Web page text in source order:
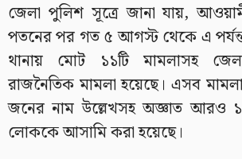
জেলা পুলিশ সূত্রে জানা যায়,
পতনের পর গত ৫ আগস্ট থেকে এ
থানায় মোট ১১টি মামলাসহ
রাজনৈতিক মামলা হয়েছে। এসব
জনের নাম উল্লেখসহ অজ্ঞাত আরও
লোককে আসামি করা হয়েছে।